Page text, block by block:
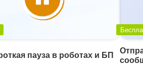
выборку. А вот фильтры по
массив данных.
пауза в роботах и БП